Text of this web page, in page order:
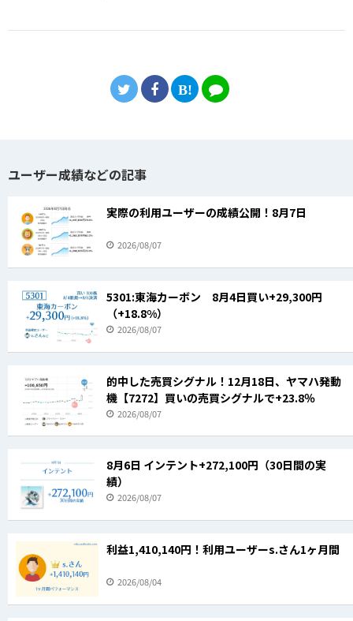
ユーザー成績などの記事
実際の利用ユーザーの成績公開！8月7日
2026/08/07
5301:東海カーボン 8月4日買い+29,300円
（+18.8%）
2026/08/07
的中した売買シグナル！12月18日、ヤマハ発動
機【7272】買いの売買シグナルで+23.8％
2026/08/07
8月6日 インテント+272,100円（30日間の実
績）
2026/08/07
利益1,410,140円！利用ユーザーs.さん1ヶ月間
2026/08/04